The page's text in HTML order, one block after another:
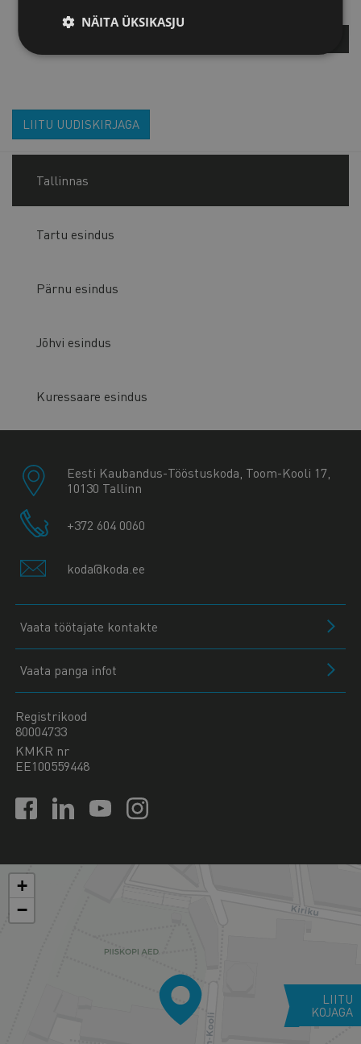
LIITU UUDISKIRJAGA
Tallinnas
Tartu esindus
Pärnu esindus
Jõhvi esindus
Kuressaare esindus
Eesti Kaubandus-Tööstuskoda, Toom-Kooli 17,
10130 Tallinn
+372 604 0060
koda@koda.ee
Vaata töötajate kontakte
Vaata panga infot
Registrikood
80004733
KMKR nr
EE100559448
+
−
LIITU
KOJAGA
NÄITA ÜKSIKASJU